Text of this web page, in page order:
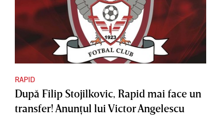
RAPID
După Filip Stojilkovic, Rapid mai face un
transfer! Anunţul lui Victor Angelescu